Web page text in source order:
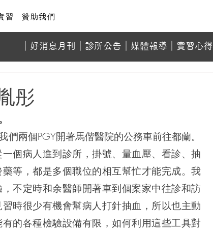
習 贊助我們
好消息月刊 ｜診所公告 媒體報導 實習心得
彤
兩個PGY開著馬偕醫院的公務車前往都蘭。
個病人進到診所，掛號、量血壓、看診、抽
等，都是多個職位的相互幫忙才能完成。我
不定時和余醫師開著車到個案家中往診和訪
時很少有機會幫病人打針抽血，所以也主動
的各種檢驗設備有限，如何利用這些工具對